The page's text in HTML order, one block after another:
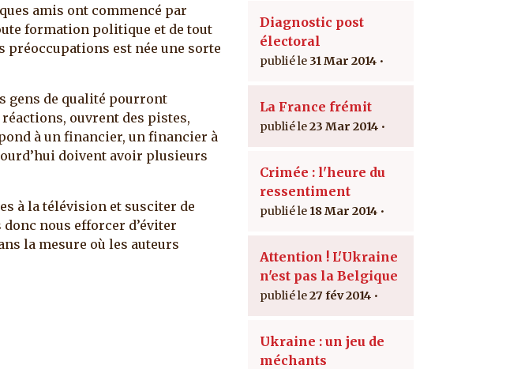
amis ont commencé par
formation politique et de tout
préoccupations est née une sorte
gens de qualité pourront
ouvrent des pistes,
à un financier, un financier à
doivent avoir plusieurs
à la télévision et susciter de
nous efforcer d’éviter
la mesure où les auteurs
Diagnostic post
électoral
31 Mar 2014
La France frémit
23 Mar 2014
Crimée : l'heure du
ressentiment
18 Mar 2014
Attention ! L'Ukraine
n'est pas la Belgique
27 fév 2014
Ukraine : un jeu de
méchants